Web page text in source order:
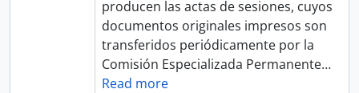
producen las actas de sesiones, cuyos
documentos originales impresos son
transferidos periódicamente por la
Comisión Especializada Permanente…
Read more